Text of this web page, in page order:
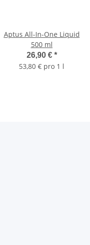
Aptus All-In-One Liquid
500 ml
26,90 € *
53,80 € pro 1 l